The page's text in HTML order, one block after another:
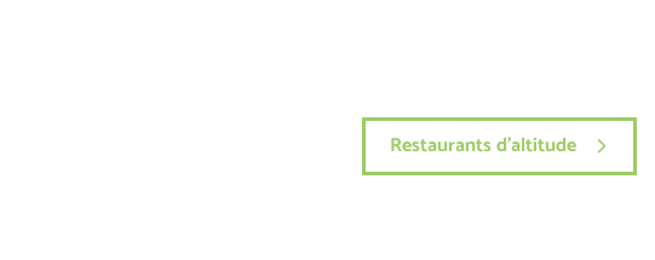
Restaurants d'altitude